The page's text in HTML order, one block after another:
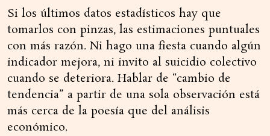
Si los últimos datos estadísticos hay que
tomarlos con pinzas, las estimaciones puntuales
con más razón. Ni hago una fiesta cuando algún
indicador mejora, ni invito al suicidio colectivo
cuando se deteriora. Hablar de “cambio de
tendencia” a partir de una sola observación está
más cerca de la poesía que del análisis
económico.